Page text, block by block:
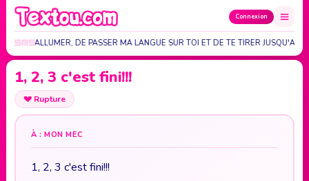
Connexion
DE T'ALLUMER, DE PASSER MA LANGUE SUR TOI ET DE TE TIRER JUSQU'AU…
1, 2, 3 c'est fini!!!
💔 Rupture
À : MON MEC
1, 2, 3 c'est fini!!!